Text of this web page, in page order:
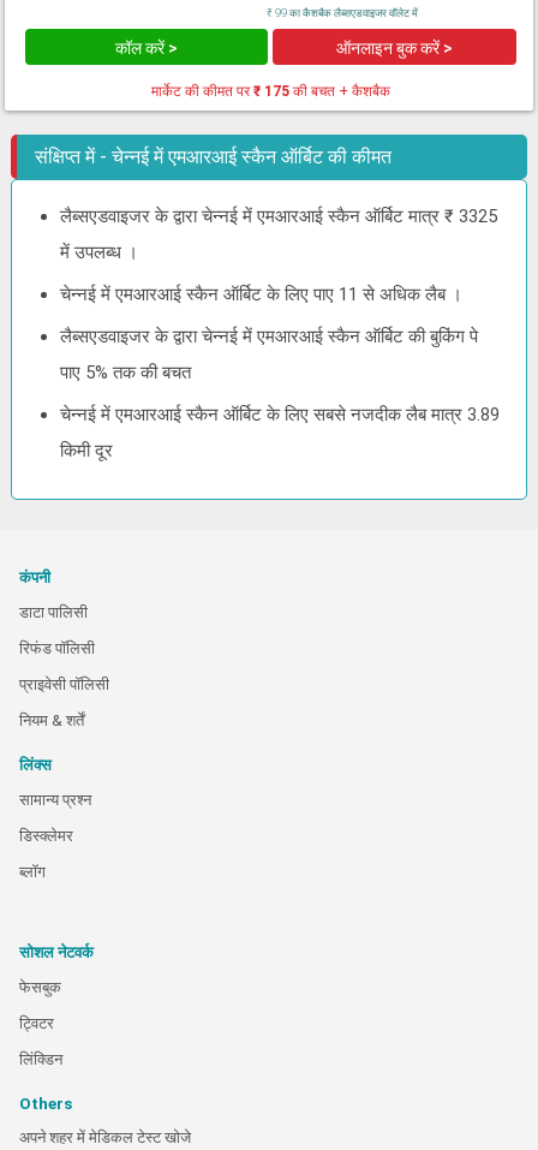
₹ 99 का कैशबैक लैब्सएडवाइजर वॉलेट में
कॉल करें > ऑनलाइन बुक करें >
मार्केट की कीमत पर₹ 175की बचत + कैशबैक
संक्षिप्त में - चेन्नई में एमआरआई स्कैन ऑर्बिट की कीमत
लैब्सएडवाइजर के द्वारा चेन्नई में एमआरआई स्कैन ऑर्बिट मात्र ₹ 3325
में उपलब्ध ।
चेन्नई में एमआरआई स्कैन ऑर्बिट के लिए पाए 11 से अधिक लैब ।
लैब्सएडवाइजर के द्वारा चेन्नई में एमआरआई स्कैन ऑर्बिट की बुकिंग पे
पाए 5% तक की बचत
चेन्नई में एमआरआई स्कैन ऑर्बिट के लिए सबसे नजदीक लैब मात्र 3.89
किमी दूर
कंपनी
डाटा पालिसी
रिफंड पॉलिसी
प्राइवेसी पॉलिसी
नियम & शर्तें
लिंक्स
सामान्य प्रश्न
डिस्क्लेमर
ब्लॉग
सोशल नेटवर्क
फेसबुक
ट्विटर
लिंक्डिन
Others
अपने शहर में मेडिकल टेस्ट खोजे